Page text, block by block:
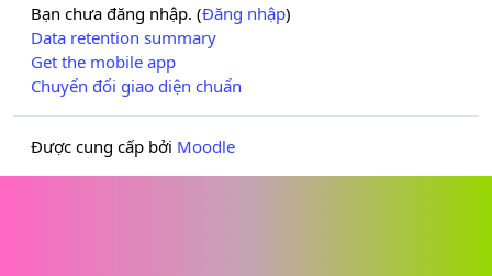
Bạn chưa đăng nhập. (Đăng nhập)
Data retention summary
Get the mobile app
Chuyển đổi giao diện chuẩn
Được cung cấp bởi Moodle